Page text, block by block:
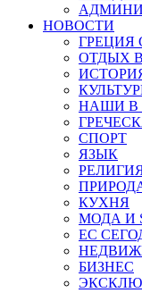
НОВОСТИ
ГРЕЦИЯ
ОТДЫХ
НАШИ В
СПОРТ
ЯЗЫК
КУХНЯ
МОДА И
ЕС
БИЗНЕС